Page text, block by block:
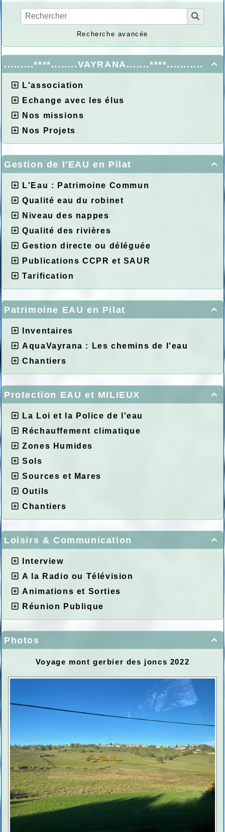
Recherche avancée

.........****........VAYRANA.......****...........
L'association
Echange avec les élus
Nos missions
Nos Projets

Gestion de l'EAU en Pilat
L'Eau : Patrimoine Commun
Qualité eau du robinet
Niveau des nappes
Qualité des rivières
Gestion directe ou déléguée
Publications CCPR et SAUR
Tarification

Patrimoine EAU en Pilat
Inventaires
AquaVayrana : Les chemins de l'eau
Chantiers

Protection EAU et MILIEUX
La Loi et la Police de l'eau
Réchauffement climatique
Zones Humides
Sols
Sources et Mares
Outils
Chantiers

Loisirs & Communication
Interview
A la Radio ou Télévision
Animations et Sorties
Réunion Publique

Photos
Voyage mont gerbier des joncs 2022